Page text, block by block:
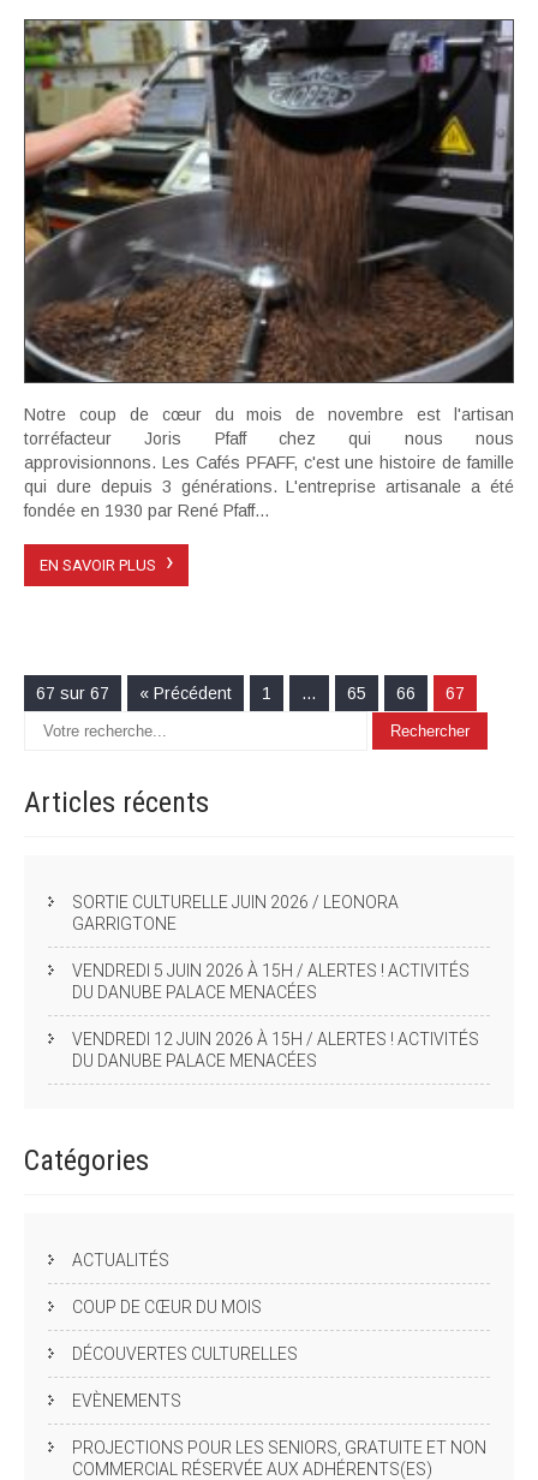
Notre coup de cœur du mois de novembre est l'artisan
torréfacteur Joris Pfaff chez qui nous nous
approvisionnons. Les Cafés PFAFF, c'est une histoire de famille
qui dure depuis 3 générations. L'entreprise artisanale a été
fondée en 1930 par René Pfaff...
EN SAVOIR PLUS ›
67 sur 67 « Précédent 1 … 65 66 67
Articles récents
SORTIE CULTURELLE JUIN 2026 / LEONORA
GARRIGTONE
VENDREDI 5 JUIN 2026 À 15H / ALERTES ! ACTIVITÉS
DU DANUBE PALACE MENACÉES
VENDREDI 12 JUIN 2026 À 15H / ALERTES ! ACTIVITÉS
DU DANUBE PALACE MENACÉES
Catégories
ACTUALITÉS
COUP DE CŒUR DU MOIS
DÉCOUVERTES CULTURELLES
EVÈNEMENTS
PROJECTIONS POUR LES SENIORS, GRATUITE ET NON
COMMERCIAL RÉSERVÉE AUX ADHÉRENTS(ES)